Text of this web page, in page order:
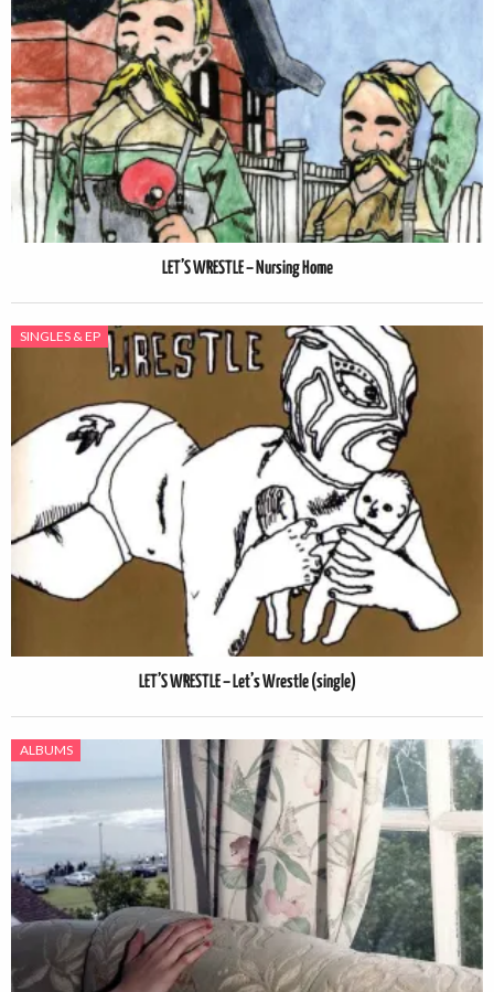
LET’S WRESTLE – Nursing Home
SINGLES & EP
LET’S WRESTLE – Let’s Wrestle (single)
ALBUMS